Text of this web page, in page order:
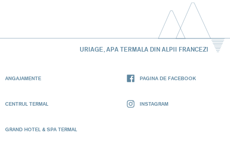
URIAGE, APA TERMALA DIN ALPII FRANCEZI
ANGAJAMENTE
CENTRUL TERMAL
GRAND HOTEL & SPA TERMAL
PAGINA DE FACEBOOK
INSTAGRAM